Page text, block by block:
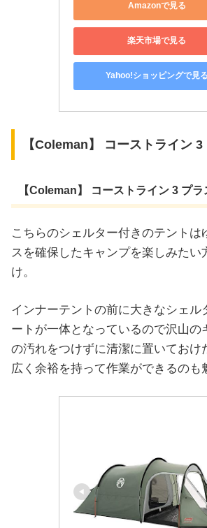
Amazonで見る
楽天市場で見る
Yahoo!ショッピングで見る
【Coleman】 コーストライン 3
【Coleman】 コーストライン 3 プラ
こちらのシェルター付きのテントは
スを確保したキャンプを楽しみたい
け。
インナーテントの前に大きなシェル
ートが一体となっているので沢山の
の汚れをつけずに清潔に置いておけ
広く余裕を持って作業ができるのも